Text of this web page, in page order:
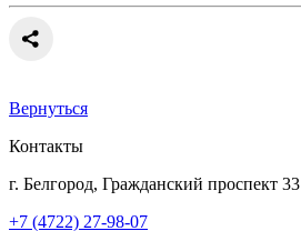
Вернуться
Контакты
г. Белгород, Гражданский проспект 33
+7 (4722) 27-98-07